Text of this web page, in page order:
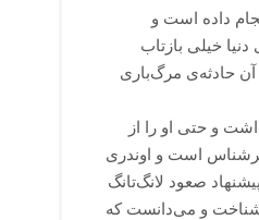
داده است و
خیلی بازتاب
آن حادثه‌ی مرگ‌باری
و حتی او را از
است و اوندری
صعود لانگ‌تانگ
و می‌دانست که